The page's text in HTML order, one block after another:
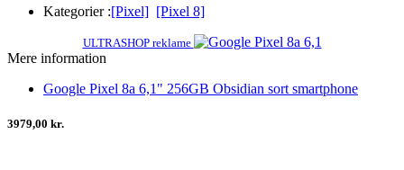
Kategorier :[Pixel] [Pixel 8]
ULTRASHOP reklame
Mere information
Google Pixel 8a 6,1" 256GB Obsidian sort smartphone
3979,00 kr.